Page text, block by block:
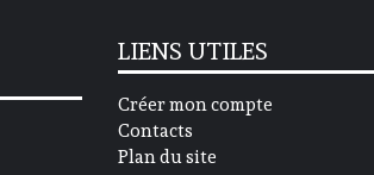
LIENS UTILES
Créer mon compte
Contacts
Plan du site